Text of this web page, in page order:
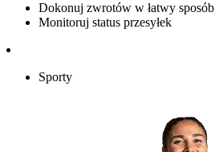
Dokonuj zwrotów w łatwy sposób
Monitoruj status przesyłek
Sporty